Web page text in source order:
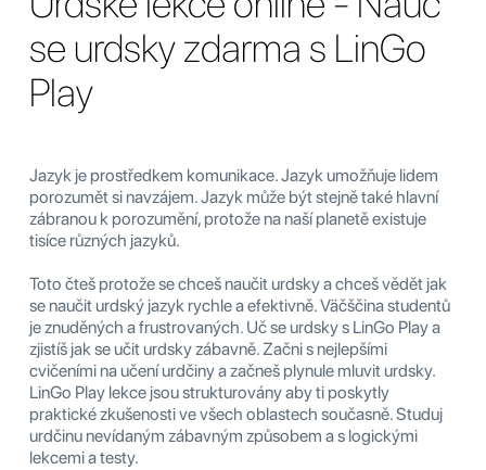
se urdsky zdarma s LinGo
Play
Jazyk je prostředkem komunikace. Jazyk umožňuje lidem
porozumět si navzájem. Jazyk může být stejně také hlavní
zábranou k porozumění, protože na naší planetě existuje
tisíce různých jazyků.
Toto čteš protože se chceš naučit urdsky a chceš vědět jak
se naučit urdský jazyk rychle a efektivně. Väčščina studentů
je znuděných a frustrovaných. Uč se urdsky s LinGo Play a
zjistíš jak se učit urdsky zábavně. Začni s nejlepšími
cvičeními na učení urdčiny a začneš plynule mluvit urdsky.
LinGo Play lekce jsou strukturovány aby ti poskytly
praktické zkušenosti ve všech oblastech současně. Studuj
urdčinu nevídaným zábavným způsobem a s logickými
lekcemi a testy.